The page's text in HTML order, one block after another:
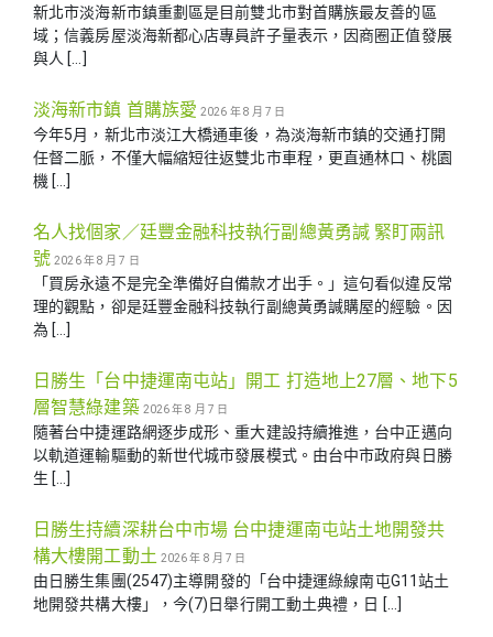
新北市淡海新市鎮重劃區是目前雙北市對首購族最友善的區
域；信義房屋淡海新都心店專員許子量表示，因商圈正值發展
與人 […]
淡海新市鎮 首購族愛 2026 年 8 月 7 日
今年5月，新北市淡江大橋通車後，為淡海新市鎮的交通打開
任督二脈，不僅大幅縮短往返雙北市車程，更直通林口、桃園
機 […]
名人找個家／廷豐金融科技執行副總黃勇諴 緊盯兩訊
號 2026 年 8 月 7 日
「買房永遠不是完全準備好自備款才出手。」這句看似違反常
理的觀點，卻是廷豐金融科技執行副總黃勇諴購屋的經驗。因
為 […]
日勝生「台中捷運南屯站」開工 打造地上27層、地下5
層智慧綠建築 2026 年 8 月 7 日
隨著台中捷運路網逐步成形、重大建設持續推進，台中正邁向
以軌道運輸驅動的新世代城市發展模式。由台中市政府與日勝
生 […]
日勝生持續深耕台中市場 台中捷運南屯站土地開發共
構大樓開工動土 2026 年 8 月 7 日
由日勝生集團(2547)主導開發的「台中捷運綠線南屯G11站土
地開發共構大樓」，今(7)日舉行開工動土典禮，日 […]